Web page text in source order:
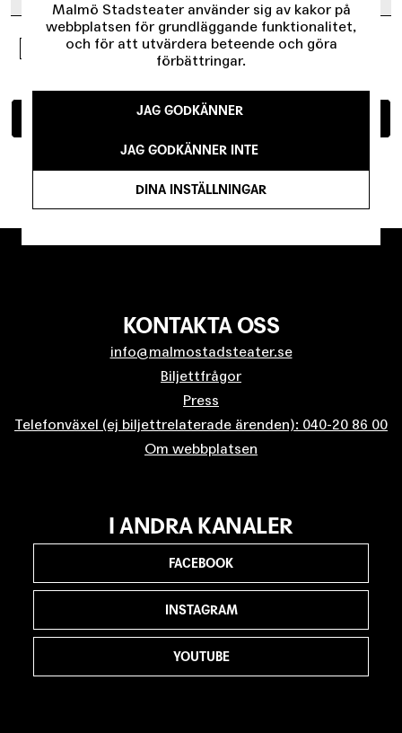
Jag godkänner att mina uppgifter behandlas
personuppgiftspolicyn.
SKICKA
KONTAKTA OSS
info@malmostadsteater.se
Biljettfrågor
Press
Telefonväxel (ej biljettrelaterade ärenden): 040-20 86 00
Om webbplatsen
I ANDRA KANALER
FACEBOOK
INSTAGRAM
YOUTUBE
Malmö Stadsteater använder sig av kakor på
webbplatsen för grundläggande funktionalitet,
och för att utvärdera beteende och göra
förbättringar.
JAG GODKÄNNER
JAG GODKÄNNER INTE
DINA INSTÄLLNINGAR